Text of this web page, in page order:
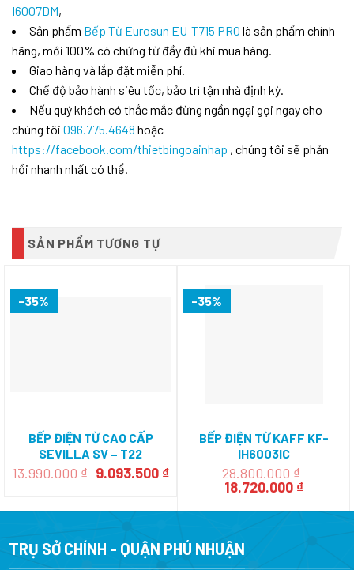
I6007DM,
Sản phẩm Bếp Từ Eurosun EU-T715 PRO là sản phẩm chính
hãng, mới 100% có chứng từ đầy đủ khi mua hàng.
Giao hàng và lắp đặt miễn phí.
Chế độ bảo hành siêu tốc, bảo trì tận nhà định kỳ.
Nếu quý khách có thắc mắc đừng ngần ngại gọi ngay cho
chúng tôi 096.775.4648 hoặc
https://facebook.com/thietbingoainhap , chúng tôi sẽ phản
hồi nhanh nhất có thể.
SẢN PHẨM TƯƠNG TỰ
-35%
BẾP ĐIỆN TỪ CAO CẤP
SEVILLA SV – T22
13.990.000₫ Giá
13.990.000 ₫.
9.093.500 ₫Giá
là:
-35%
BẾP ĐIỆN TỪ KAFF KF-
IH6003IC
28.800.000₫
Giá
là:
18.720.000 ₫Giá
tại
TRỤ SỞ CHÍNH - QUẬN PHÚ NHUẬN